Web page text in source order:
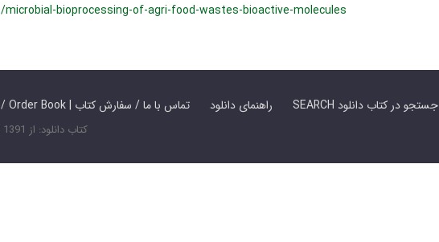
/microbial-bioprocessing-of-agri-food-wastes-bioactive-molecules
Contact Us / Order Book | تماس با ما / سفارش کتاب راهنمای دانلود SEARCH جستجو در کتاب دانلود
کتاب دانلود: از 1391 تا کنون - تمامی حقوق محفوظ است